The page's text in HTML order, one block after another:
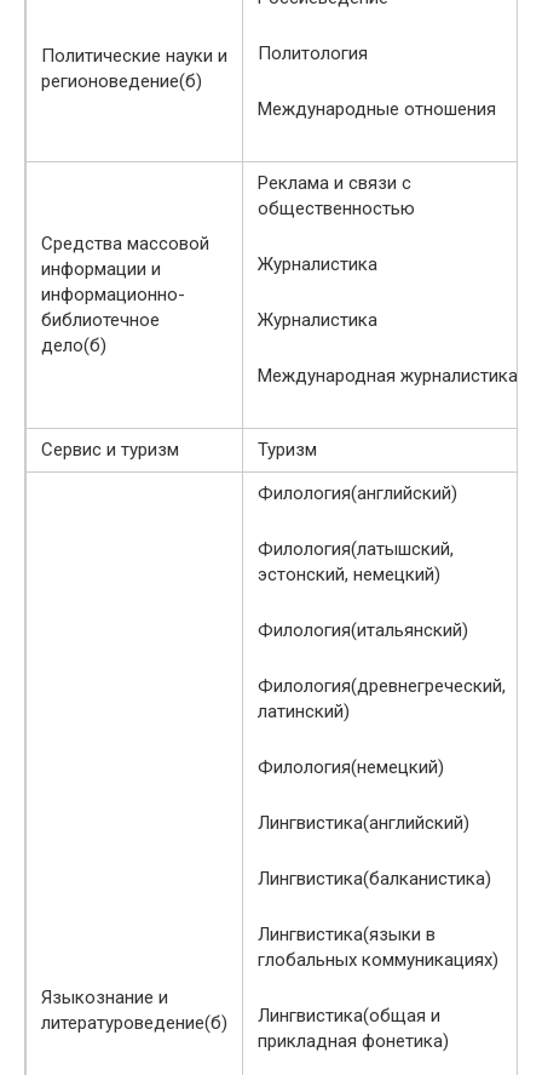
Политические науки и
регионоведение(б)
Политология
Международные отношения
Средства массовой
информации и
информационно-
библиотечное
дело(б)
Реклама и связи с
общественностью
Журналистика
Журналистика
Международная журналистика
Сервис и туризм Туризм
Языкознание и
литературоведение(б)
Филология(английский)
Филология(латышский,
эстонский, немецкий)
Филология(итальянский)
Филология(древнегреческий,
латинский)
Филология(немецкий)
Лингвистика(английский)
Лингвистика(балканистика)
Лингвистика(языки в
глобальных коммуникациях)
Лингвистика(общая и
прикладная фонетика)